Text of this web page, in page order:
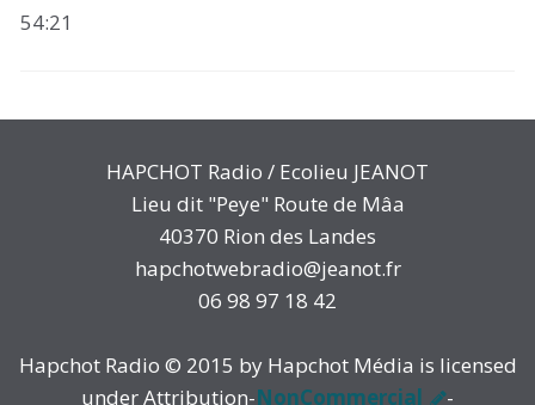
54:21
HAPCHOT Radio / Ecolieu JEANOT
Lieu dit "Peye" Route de Mâa
40370 Rion des Landes
hapchotwebradio@jeanot.fr
06 98 97 18 42
Hapchot Radio © 2015 by Hapchot Média is licensed
under Attribution-NonCommercial -